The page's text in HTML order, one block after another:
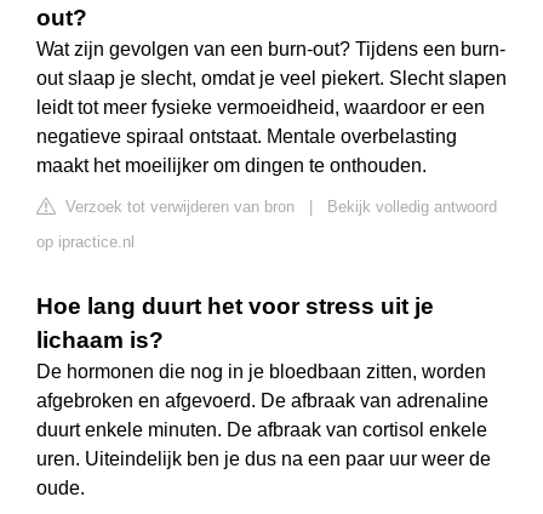
out?
Wat zijn gevolgen van een burn-out? Tijdens een burn-
out slaap je slecht, omdat je veel piekert. Slecht slapen
leidt tot meer fysieke vermoeidheid, waardoor er een
negatieve spiraal ontstaat. Mentale overbelasting
maakt het moeilijker om dingen te onthouden.
Verzoek tot verwijderen van bron
Bekijk volledig antwoord
op ipractice.nl
Hoe lang duurt het voor stress uit je
lichaam is?
De hormonen die nog in je bloedbaan zitten, worden
afgebroken en afgevoerd. De afbraak van adrenaline
duurt enkele minuten. De afbraak van cortisol enkele
uren. Uiteindelijk ben je dus na een paar uur weer de
oude.